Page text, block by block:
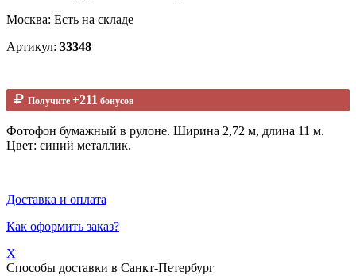
Москва: Есть на складе
Артикул: 33348
Получите +211 бонусов
Фотофон бумажный в рулоне. Ширина 2,72 м, длина 11 м.
Цвет: синий металлик.
Доставка и оплата
Как оформить заказ?
X
Способы доставки в Санкт-Петербург